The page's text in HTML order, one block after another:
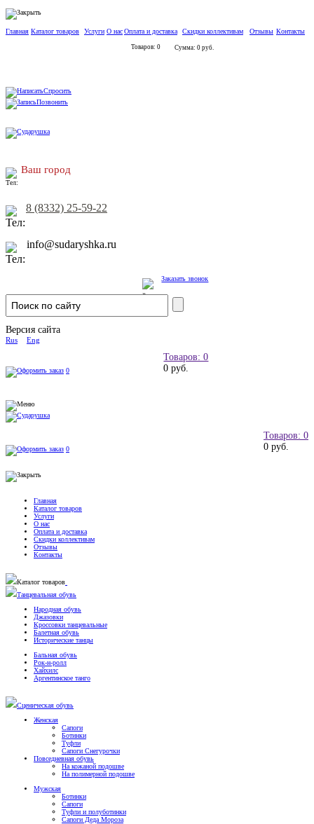
Главная Каталог товаров Услуги О насОплата и доставка Скидки коллективам Отзывы Контакты
Товаров: 0 Сумма: 0 руб.
Спросить
Позвонить
Ваш город
8 (8332) 25-59-22
info@sudaryshka.ru
Заказать звонок
Версия сайта
Rus Eng
Товаров: 0
0 руб.
0
Товаров: 0
0 руб.
0
Главная
Каталог товаров
Услуги
О нас
Оплата и доставка
Скидки коллективам
Отзывы
Контакты
Каталог товаров
Танцевальная обувь
Народная обувь
Джазовки
Кроссовки танцевальные
Балетная обувь
Исторические танцы
Бальная обувь
Рок-н-ролл
Хайхилс
Аргентинское танго
Сценическая обувь
Женская
Сапоги
Ботинки
Туфли
Сапоги Снегурочки
Повседневная обувь
На кожаной подошве
На полимерной подошве
Мужская
Ботинки
Сапоги
Туфли и полуботинки
Сапоги Деда Мороза